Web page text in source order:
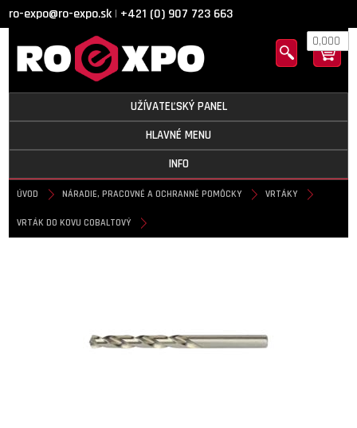
ro-expo@ro-expo.sk | +421 (0) 907 723 663
0,000
UŽÍVATEĽSKÝ PANEL
HLAVNÉ MENU
INFO
ÚVOD NÁRADIE, PRACOVNÉ A OCHRANNÉ POMÔCKY VRTÁKY
VRTÁK DO KOVU COBALTOVÝ